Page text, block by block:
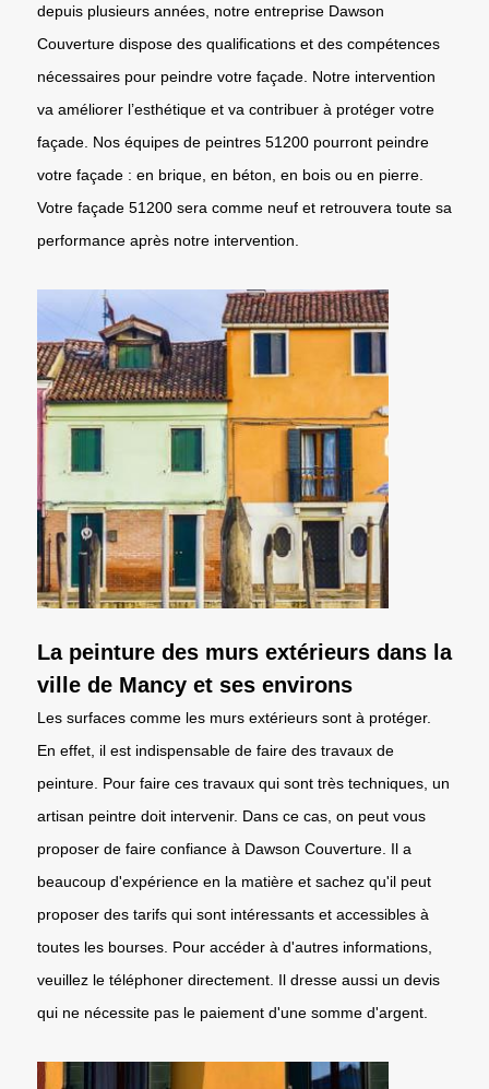
depuis plusieurs années, notre entreprise Dawson
Couverture dispose des qualifications et des compétences
nécessaires pour peindre votre façade. Notre intervention
va améliorer l’esthétique et va contribuer à protéger votre
façade. Nos équipes de peintres 51200 pourront peindre
votre façade : en brique, en béton, en bois ou en pierre.
Votre façade 51200 sera comme neuf et retrouvera toute sa
performance après notre intervention.
La peinture des murs extérieurs dans la
ville de Mancy et ses environs
Les surfaces comme les murs extérieurs sont à protéger.
En effet, il est indispensable de faire des travaux de
peinture. Pour faire ces travaux qui sont très techniques, un
artisan peintre doit intervenir. Dans ce cas, on peut vous
proposer de faire confiance à Dawson Couverture. Il a
beaucoup d'expérience en la matière et sachez qu'il peut
proposer des tarifs qui sont intéressants et accessibles à
toutes les bourses. Pour accéder à d'autres informations,
veuillez le téléphoner directement. Il dresse aussi un devis
qui ne nécessite pas le paiement d'une somme d'argent.